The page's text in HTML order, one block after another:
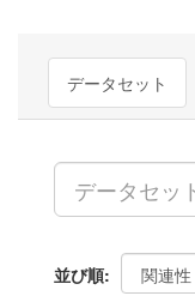
データセット
並び順